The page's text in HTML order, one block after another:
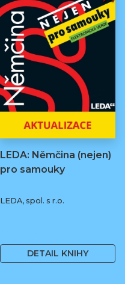
LEDA: Němčina (nejen)
pro samouky
LEDA, spol. s r.o.
DETAIL KNIHY